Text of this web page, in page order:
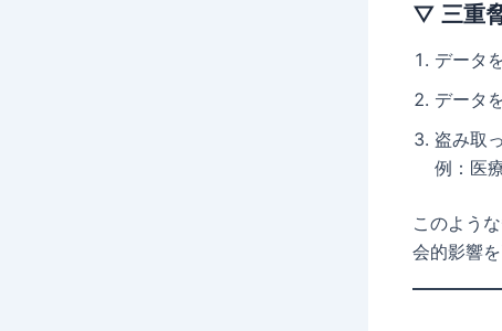
▽ 三重
データ
データ
盗み取
例：医
このよう
会的影響